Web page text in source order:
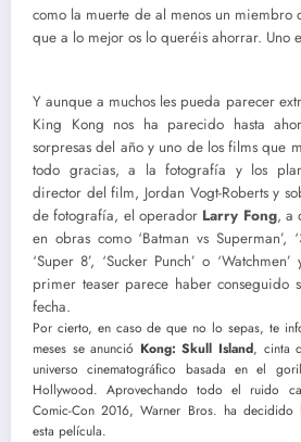
como la muerte de al menos un
que a lo mejor os lo queréis ahorrar. Uno
Y aunque a muchos les pueda parecer
King Kong nos ha parecido hasta
sorpresas del año y uno de los films que
todo gracias, a la fotografía y los
director del film, Jordan Vogt-Roberts y
de fotografía, el operador Larry Fong, a
en obras como ‘Batman vs Superman’,
‘Super 8’, ‘Sucker Punch’ o
primer teaser parece haber conseguido
fecha.
Por cierto, en caso de que no lo sepas, te
meses se anunció Kong: Skull Island, cinta
universo cinematográfico basada en el
Hollywood. Aprovechando todo el ruido
Comic-Con 2016, Warner Bros. ha
esta película.